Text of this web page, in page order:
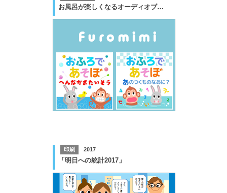
お風呂が楽しくなるオーディオブック
印刷 2017
「明日への統計2017」